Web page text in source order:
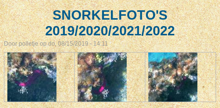
SNORKELFOTO'S
2019/2020/2021/2022
Doorpolletjeop do, 08/15/2019 - 14:11